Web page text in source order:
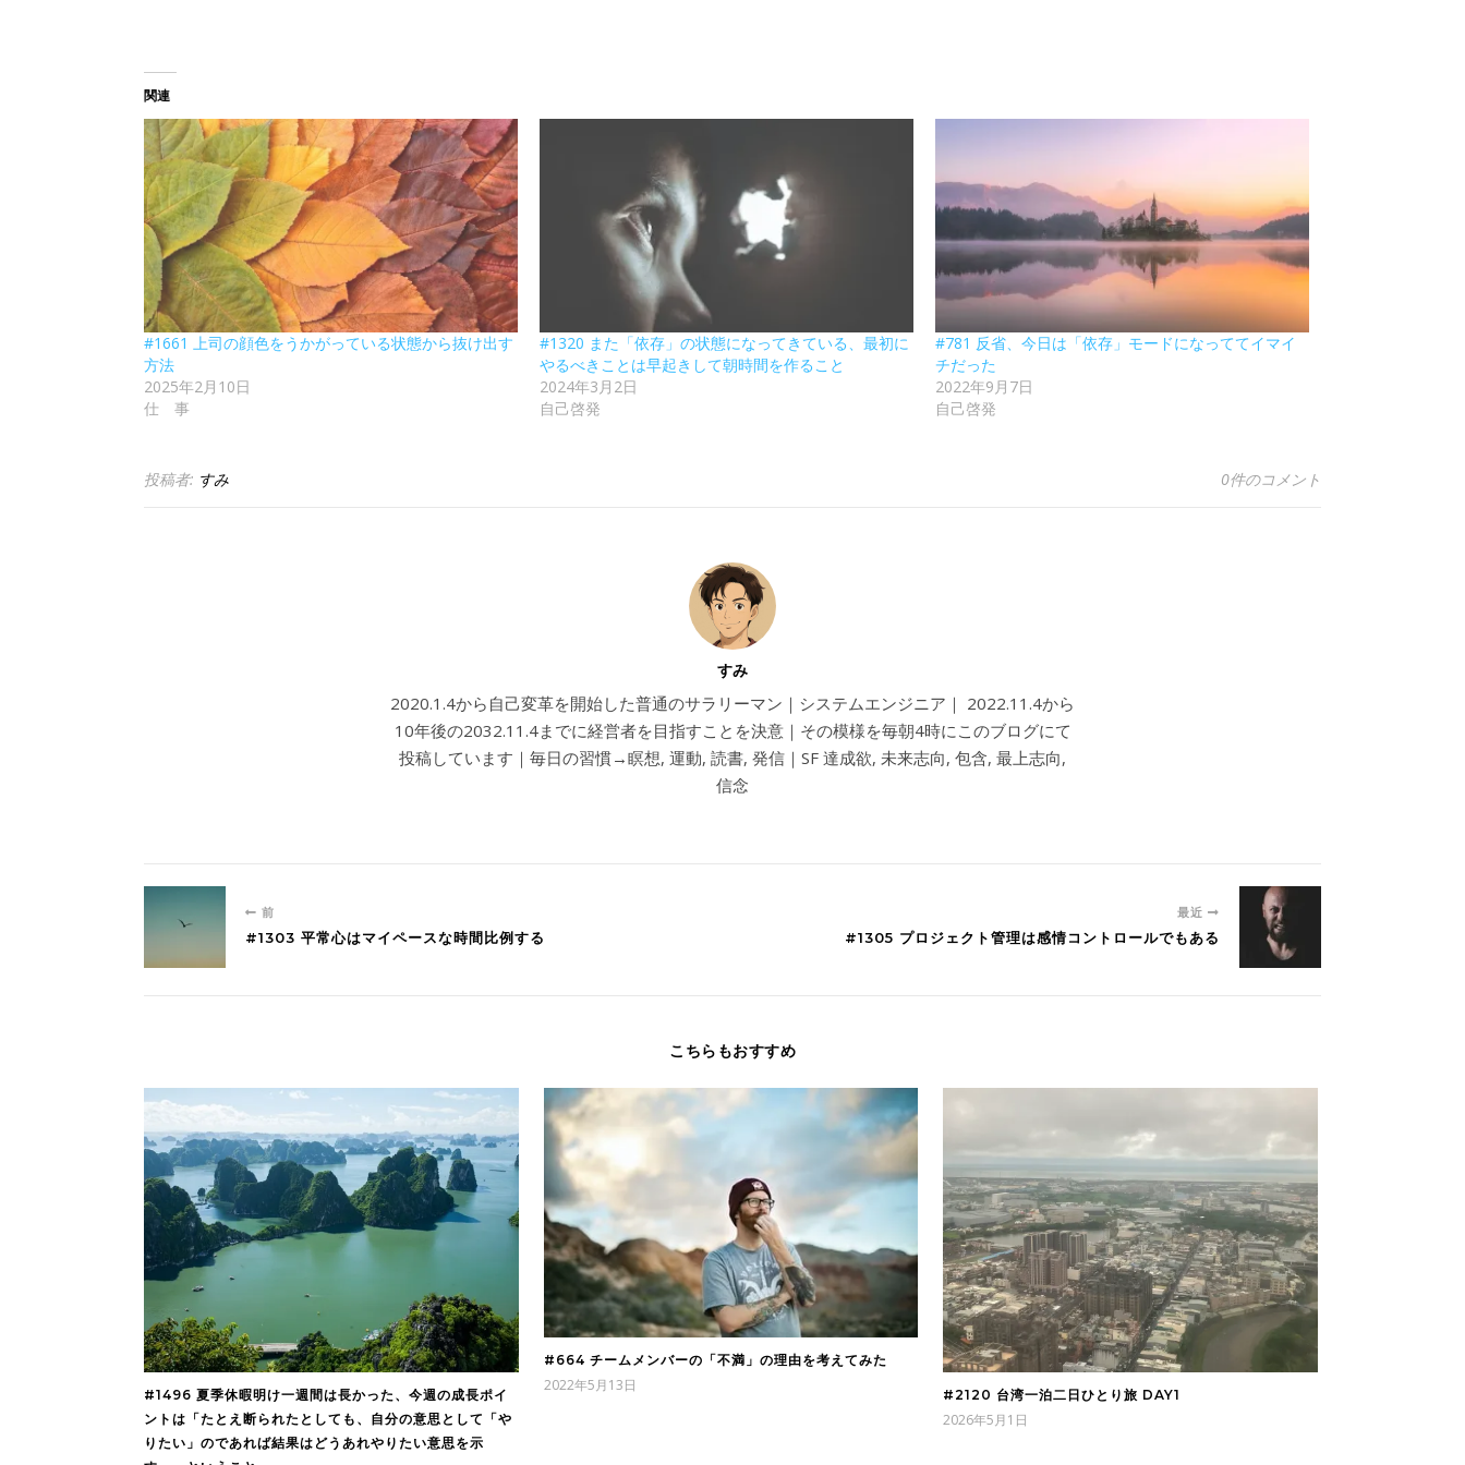
関連
#1661 上司の顔色をうかがっている状態から抜け出す
方法
2025年2月10日
仕 事
#1320 また「依存」の状態になってきている、最初に
やるべきことは早起きして朝時間を作ること
2024年3月2日
自己啓発
#781 反省、今日は「依存」モードになっててイマイ
チだった
2022年9月7日
自己啓発
投稿者: すみ 0件のコメント
すみ
2020.1.4から自己変革を開始した普通のサラリーマン｜システムエンジニア｜ 2022.11.4から
10年後の2032.11.4までに経営者を目指すことを決意｜その模様を毎朝4時にこのブログにて
投稿しています｜毎日の習慣→瞑想, 運動, 読書, 発信｜SF 達成欲, 未来志向, 包含, 最上志向,
信念
前
#1303 平常心はマイペースな時間比例する
最近
#1305 プロジェクト管理は感情コントロールでもある
こちらもおすすめ
#1496 夏季休暇明け一週間は長かった、今週の成長ポイ
ントは「たとえ断られたとしても、自分の意思として「や
りたい」のであれば結果はどうあれやりたい意思を示
#664 チームメンバーの「不満」の理由を考えてみた
2022年5月13日
#2120 台湾一泊二日ひとり旅 DAY1
2026年5月1日